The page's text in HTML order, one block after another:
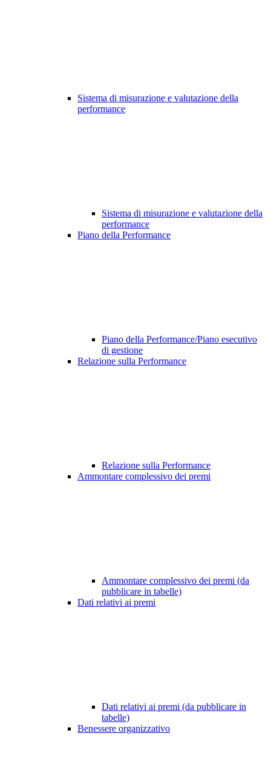
Sistema di misurazione e valutazione della
performance
Sistema di misurazione e valutazione della
performance
Piano della Performance
Piano della Performance/Piano esecutivo
di gestione
Relazione sulla Performance
Relazione sulla Performance
Ammontare complessivo dei premi
Ammontare complessivo dei premi (da
pubblicare in tabelle)
Dati relativi ai premi
Dati relativi ai premi (da pubblicare in
tabelle)
Benessere organizzativo